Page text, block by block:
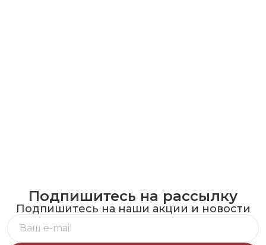
Подпишитесь на рассылку
Подпишитесь на наши акции и новости